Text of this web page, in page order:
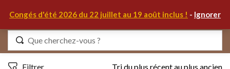
Congés d'été 2026 du 22 juillet au 19 août inclus ! - Ignorer
Filtrer Tri du plus récent au plus ancien
Identifiez-vous